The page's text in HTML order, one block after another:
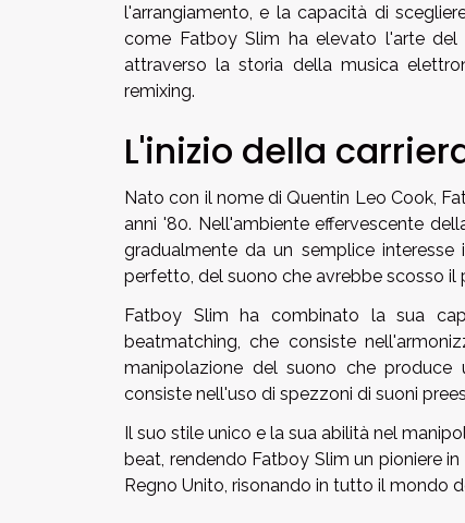
l'arrangiamento, e la capacità di
come Fatboy Slim ha elevato l'arte
attraverso la storia della musica
remixing.
L'inizio della
Nato con il nome di Quentin Leo Cook,
anni '80. Nell'ambiente effervescente
gradualmente da un semplice
perfetto, del suono che avrebbe scosso il
Fatboy Slim ha combinato la sua
beatmatching, che consiste
manipolazione del suono che
consiste nell'uso di spezzoni di suoni
Il suo stile unico e la sua abilità nel
beat, rendendo Fatboy Slim un pioniere
Regno Unito, risonando in tutto il mondo